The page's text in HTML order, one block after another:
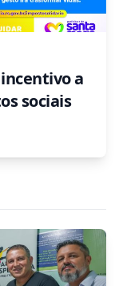
a
sociais